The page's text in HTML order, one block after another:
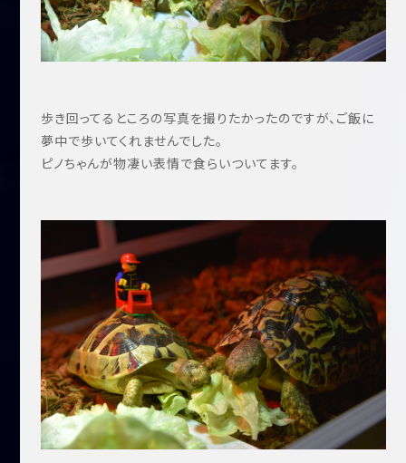
歩き回ってるところの写真を撮りたかったのですが、ご飯に
夢中で歩いてくれませんでした。
ピノちゃんが物凄い表情で食らいついてます。